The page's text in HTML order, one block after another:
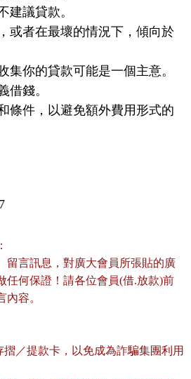
建議貸款。
或者在最壞的情況下，傾向於
集你的貸款可能是一個主意。
借錢。
條件，以避免額外費用形式的
留言訊息，對廣大會員所張貼的廣
任何保證！請各位會員(借.放款)前
容。
／提款卡，以免成為詐騙集團利用